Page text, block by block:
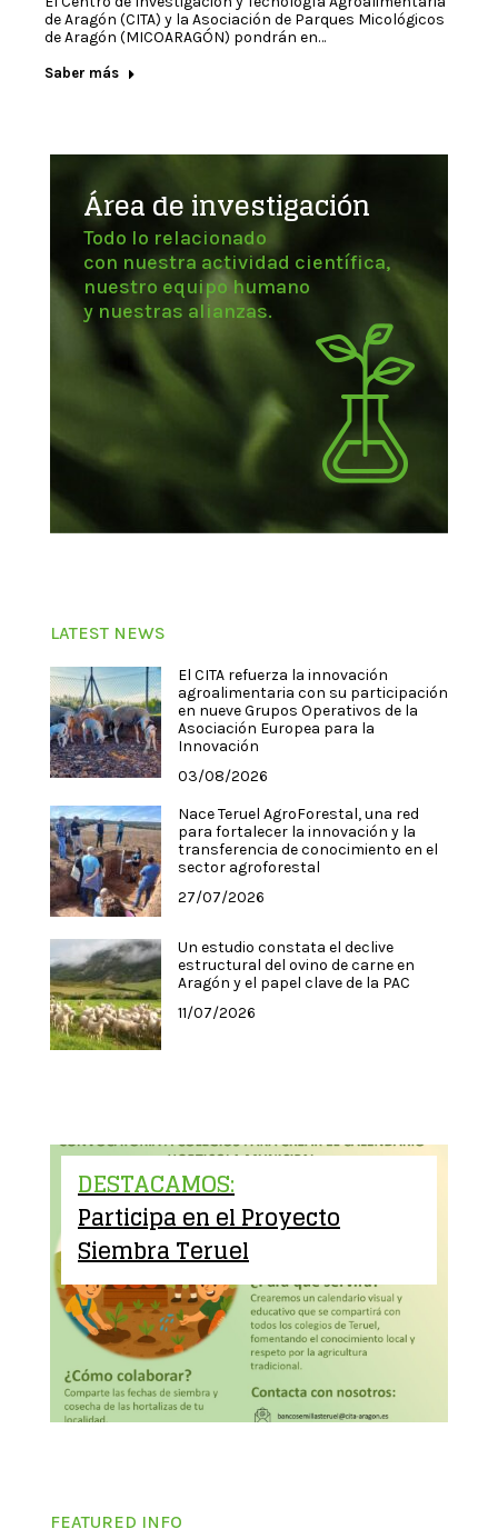
de Aragón (CITA) y la Asociación de Parques Micológicos
de Aragón (MICOARAGÓN) pondrán en…
Saber más
Área de investigación
Todo lo relacionado
con nuestra actividad científica,
nuestro equipo humano
y nuestras alianzas.
LATEST NEWS
El CITA refuerza la innovación
agroalimentaria con su participación
en nueve Grupos Operativos de la
Asociación Europea para la
Innovación
03/08/2026
Nace Teruel AgroForestal, una red
para fortalecer la innovación y la
transferencia de conocimiento en el
sector agroforestal
27/07/2026
Un estudio constata el declive
estructural del ovino de carne en
Aragón y el papel clave de la PAC
11/07/2026
DESTACAMOS:
Participa en el Proyecto
Siembra Teruel
FEATURED INFO